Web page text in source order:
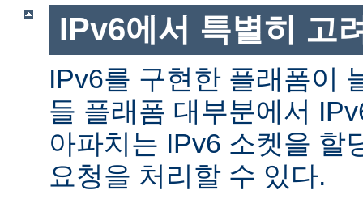
IPv6에서 특별히 고
IPv6를 구현한 플래폼이
들 플래폼 대부분에서
아파치는 IPv6 소켓을 할
요청을 처리할 수 있다.